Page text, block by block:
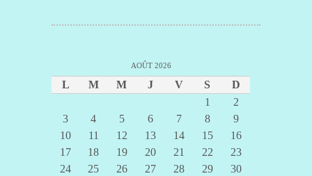
AOÛT 2026
L M M J V S D
1
2
3
4 5 6 7 8
9
10
11 12 13 14 15
16
17
18 19 20 21 22
23
24
25 26 27 28 29
30